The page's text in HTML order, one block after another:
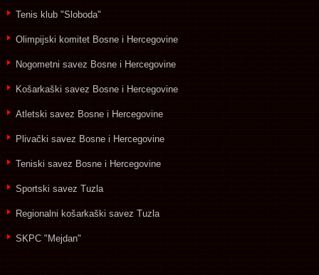
Tenis klub "Sloboda"
Olimpijski komitet Bosne i Hercegovine
Nogometni savez Bosne i Hercegovine
Košarkaški savez Bosne i Hercegovine
Atletski savez Bosne i Hercegovine
Plivački savez Bosne i Hercegovine
Teniski savez Bosne i Hercegovine
Sportski savez Tuzla
Regionalni košarkaški savez Tuzla
SKPC "Mejdan"